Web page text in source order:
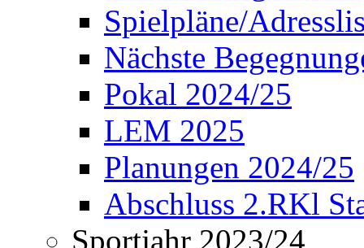
Spielpläne/
Nächste
Pokal 2024/25
LEM 2025
Planungen 2024/25
Abschluss 2.RKl
Sportjahr 2023/24